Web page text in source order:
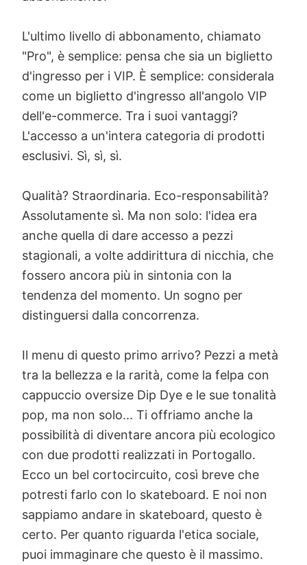
L'ultimo livello di abbonamento, chiamato
"Pro", è semplice: pensa che sia un biglietto
d'ingresso per i VIP. È semplice: considerala
come un biglietto d'ingresso all'angolo VIP
dell'e-commerce. Tra i suoi vantaggi?
L'accesso a un'intera categoria di prodotti
esclusivi. Sì, sì, sì.
Qualità? Straordinaria. Eco-responsabilità?
Assolutamente sì. Ma non solo: l'idea era
anche quella di dare accesso a pezzi
stagionali, a volte addirittura di nicchia, che
fossero ancora più in sintonia con la
tendenza del momento. Un sogno per
distinguersi dalla concorrenza.
Il menu di questo primo arrivo? Pezzi a metà
tra la bellezza e la rarità, come la felpa con
cappuccio oversize Dip Dye e le sue tonalità
pop, ma non solo... Ti offriamo anche la
possibilità di diventare ancora più ecologico
con due prodotti realizzati in Portogallo.
Ecco un bel cortocircuito, così breve che
potresti farlo con lo skateboard. E noi non
sappiamo andare in skateboard, questo è
certo. Per quanto riguarda l'etica sociale,
puoi immaginare che questo è il massimo.